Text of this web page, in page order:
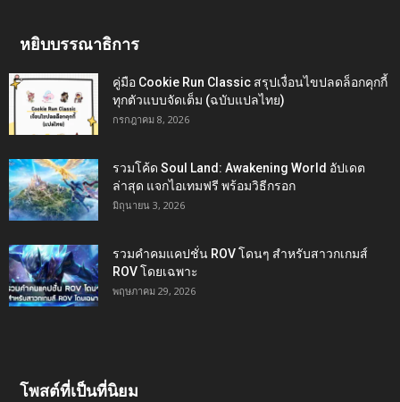
หยิบบรรณาธิการ
คู่มือ Cookie Run Classic สรุปเงื่อนไขปลดล็อกคุกกี้
ทุกตัวแบบจัดเต็ม (ฉบับแปลไทย)
กรกฎาคม 8, 2026
รวมโค้ด Soul Land: Awakening World อัปเดต
ล่าสุด แจกไอเทมฟรี พร้อมวิธีกรอก
มิถุนายน 3, 2026
รวมคำคมแคปชั่น ROV โดนๆ สำหรับสาวกเกมส์
ROV โดยเฉพาะ
พฤษภาคม 29, 2026
โพสต์ที่เป็นที่นิยม